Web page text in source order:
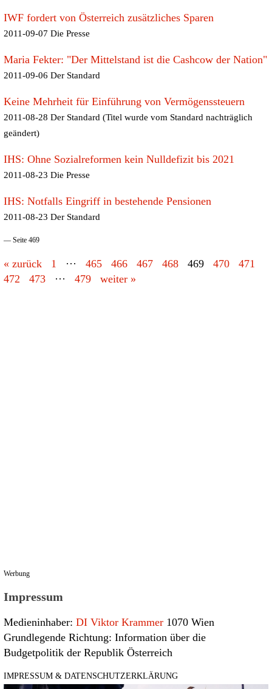
IWF fordert von Österreich zusätzliches Sparen
2011-09-07 Die Presse
Maria Fekter: "Der Mittelstand ist die Cashcow der Nation"
2011-09-06 Der Standard
Keine Mehrheit für Einführung von Vermögenssteuern
2011-08-28 Der Standard (Titel wurde vom Standard nachträglich
geändert)
IHS: Ohne Sozialreformen kein Nulldefizit bis 2021
2011-08-23 Die Presse
IHS: Notfalls Eingriff in bestehende Pensionen
2011-08-23 Der Standard
— Seite 469
« zurück 1 ··· 465 466 467 468 469 470
471
472
473 ··· 479 weiter »
Werbung
Impressum
Medieninhaber: DI Viktor Krammer 1070 Wien
Grundlegende Richtung: Information über die
Budgetpolitik der Republik Österreich
IMPRESSUM & DATENSCHUTZERKLÄRUNG